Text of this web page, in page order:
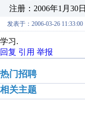
注册：2006年1月30日
发表于：2006-03-26 11:33:00
学习.
回复 引用 举报
热门招聘
相关主题